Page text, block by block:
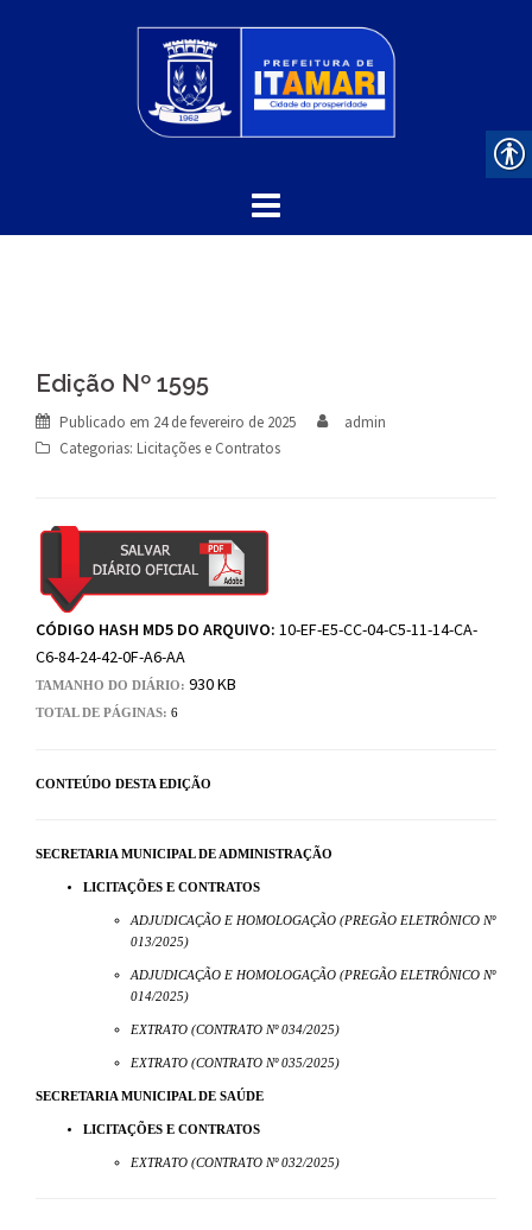
Edição Nº 1595
Publicado em 24 de fevereiro de 2025
admin
Categorias: Licitações e Contratos
CÓDIGO HASH MD5 DO ARQUIVO: 10-EF-E5-CC-04-C5-11-14-CA-
C6-84-24-42-0F-A6-AA
TAMANHO DO DIÁRIO: 930 KB
TOTAL DE PÁGINAS: 6
CONTEÚDO DESTA EDIÇÃO
SECRETARIA MUNICIPAL DE ADMINISTRAÇÃO
LICITAÇÕES E CONTRATOS
ADJUDICAÇÃO E HOMOLOGAÇÃO (PREGÃO ELETRÔNICO Nº
013/2025)
ADJUDICAÇÃO E HOMOLOGAÇÃO (PREGÃO ELETRÔNICO Nº
014/2025)
EXTRATO (CONTRATO Nº 034/2025)
EXTRATO (CONTRATO Nº 035/2025)
SECRETARIA MUNICIPAL DE SAÚDE
LICITAÇÕES E CONTRATOS
EXTRATO (CONTRATO Nº 032/2025)